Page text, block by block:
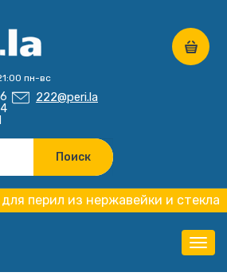
пн-вс
222@peri.la
перил из нержавейки и стекла